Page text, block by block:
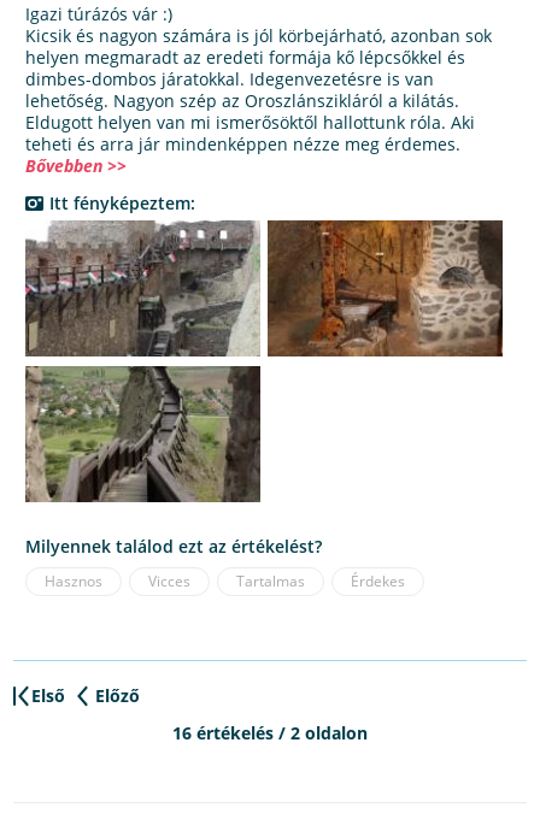
Igazi túrázós vár :)
Kicsik és nagyon számára is jól körbejárható, azonban sok
helyen megmaradt az eredeti formája kő lépcsőkkel és
dimbes-dombos járatokkal. Idegenvezetésre is van
lehetőség. Nagyon szép az Oroszlánszikláról a kilátás.
Eldugott helyen van mi ismerősöktől hallottunk róla. Aki
teheti és arra jár mindenképpen nézze meg érdemes.
Bővebben >>
Itt fényképeztem:
Milyennek találod ezt az értékelést?
Hasznos Vicces Tartalmas Érdekes
Első
Előző
16 értékelés / 2 oldalon